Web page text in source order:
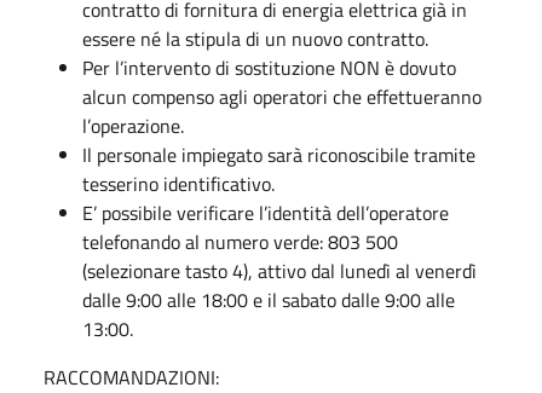
contratto di fornitura di energia elettrica già in
essere né la stipula di un nuovo contratto.
Per l’intervento di sostituzione NON è dovuto
alcun compenso agli operatori che effettueranno
l’operazione.
Il personale impiegato sarà riconoscibile tramite
tesserino identificativo.
E’ possibile verificare l’identità dell’operatore
telefonando al numero verde: 803 500
(selezionare tasto 4), attivo dal lunedì al venerdì
dalle 9:00 alle 18:00 e il sabato dalle 9:00 alle
13:00.
RACCOMANDAZIONI: